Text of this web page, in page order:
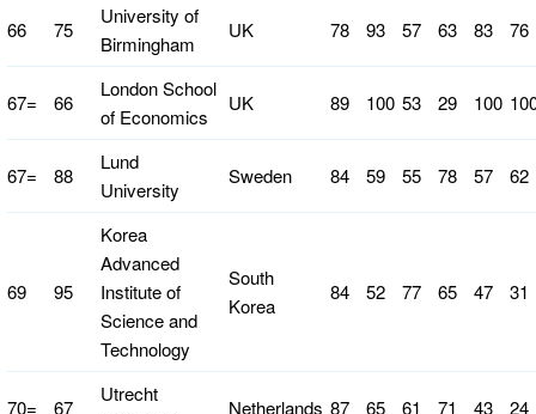
66 75
University of
Birmingham
UK 78 93 57 63 83 76
67= 66
London School
of Economics
UK 89 100 53 29 100
67= 88
Lund
University
Sweden 84 59 55 78 57 62
69 95
Korea
Advanced
Institute of
Science and
Technology
South
Korea
84 52 77 65 47 31
70= 67
Utrecht
Netherlands 87 65 61 71 43 24